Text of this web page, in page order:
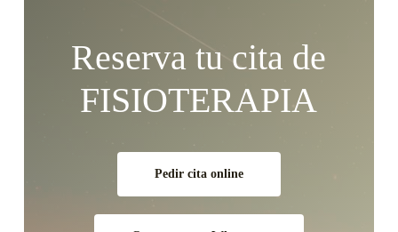
Reserva tu cita de
FISIOTERAPIA
Pedir cita online